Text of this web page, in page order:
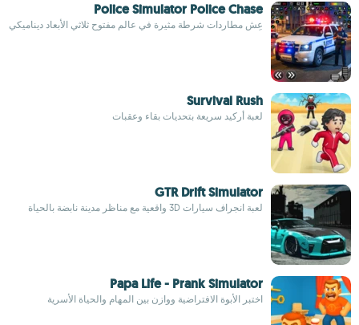
Police Simulator Police Chase
عِش مطاردات شرطة مثيرة في عالم مفتوح ثلاثي الأبعاد ديناميكي
Survival Rush
لعبة أركيد سريعة بتحديات بقاء وعقبات
GTR Drift Simulator
لعبة انجراف سيارات 3D واقعية مع مناظر مدينة نابضة بالحياة
Papa Life - Prank Simulator
اختبر الأبوة الافتراضية ووازن بين المهام والحياة الأسرية